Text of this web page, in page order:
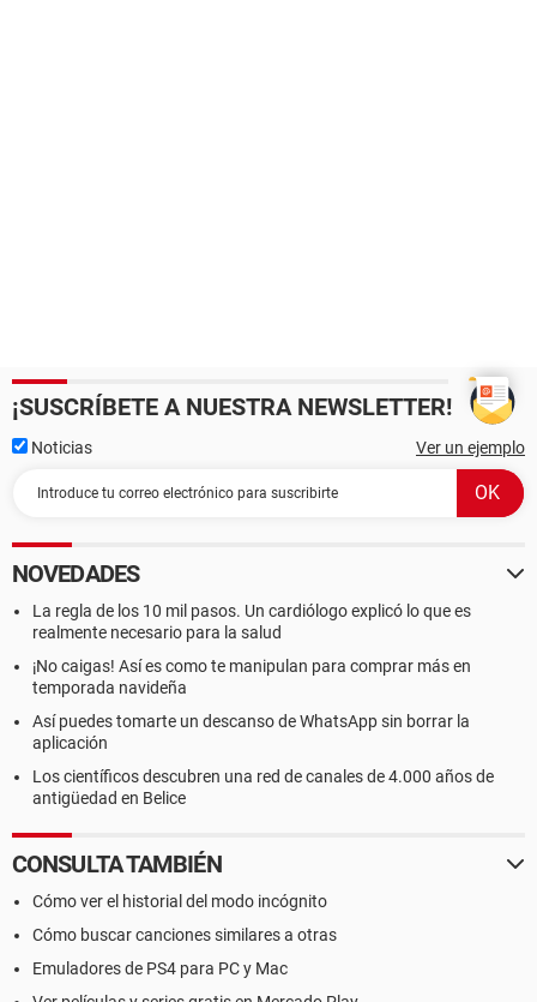
¡SUSCRÍBETE A NUESTRA NEWSLETTER!
Noticias Ver un ejemplo
NOVEDADES
La regla de los 10 mil pasos. Un cardiólogo explicó lo que es
realmente necesario para la salud
¡No caigas! Así es como te manipulan para comprar más en
temporada navideña
Así puedes tomarte un descanso de WhatsApp sin borrar la
aplicación
Los científicos descubren una red de canales de 4.000 años de
antigüedad en Belice
CONSULTA TAMBIÉN
Cómo ver el historial del modo incógnito
Cómo buscar canciones similares a otras
Emuladores de PS4 para PC y Mac